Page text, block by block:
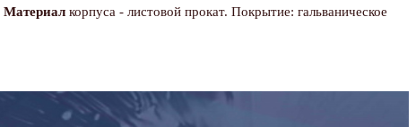
Материал корпуса - листовой прокат. Покрытие: гальваническое